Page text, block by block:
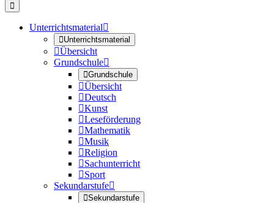

Unterrichtsmaterial
Unterrichtsmaterial
Übersicht
Grundschule
Grundschule
Übersicht
Deutsch
Kunst
Leseförderung
Mathematik
Musik
Religion
Sachunterricht
Sport
Sekundarstufe
Sekundarstufe